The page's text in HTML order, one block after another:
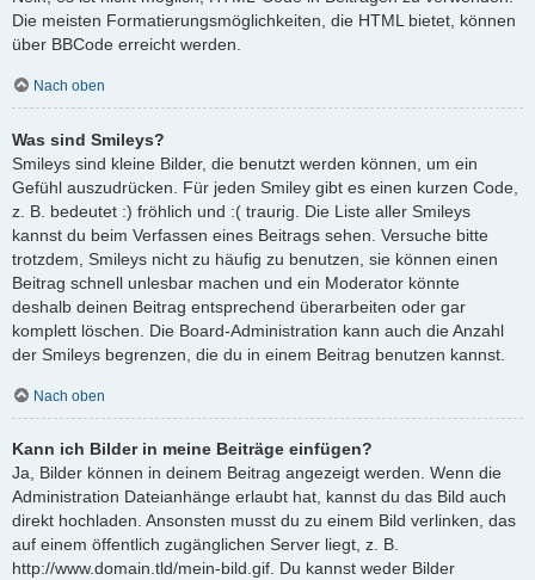
Die meisten Formatierungsmöglichkeiten, die HTML bietet, können
über BBCode erreicht werden.
Nach oben
Was sind Smileys?
Smileys sind kleine Bilder, die benutzt werden können, um ein
Gefühl auszudrücken. Für jeden Smiley gibt es einen kurzen Code,
z. B. bedeutet :) fröhlich und :( traurig. Die Liste aller Smileys
kannst du beim Verfassen eines Beitrags sehen. Versuche bitte
trotzdem, Smileys nicht zu häufig zu benutzen, sie können einen
Beitrag schnell unlesbar machen und ein Moderator könnte
deshalb deinen Beitrag entsprechend überarbeiten oder gar
komplett löschen. Die Board-Administration kann auch die Anzahl
der Smileys begrenzen, die du in einem Beitrag benutzen kannst.
Nach oben
Kann ich Bilder in meine Beiträge einfügen?
Ja, Bilder können in deinem Beitrag angezeigt werden. Wenn die
Administration Dateianhänge erlaubt hat, kannst du das Bild auch
direkt hochladen. Ansonsten musst du zu einem Bild verlinken, das
auf einem öffentlich zugänglichen Server liegt, z. B.
http://www.domain.tld/mein-bild.gif. Du kannst weder Bilder